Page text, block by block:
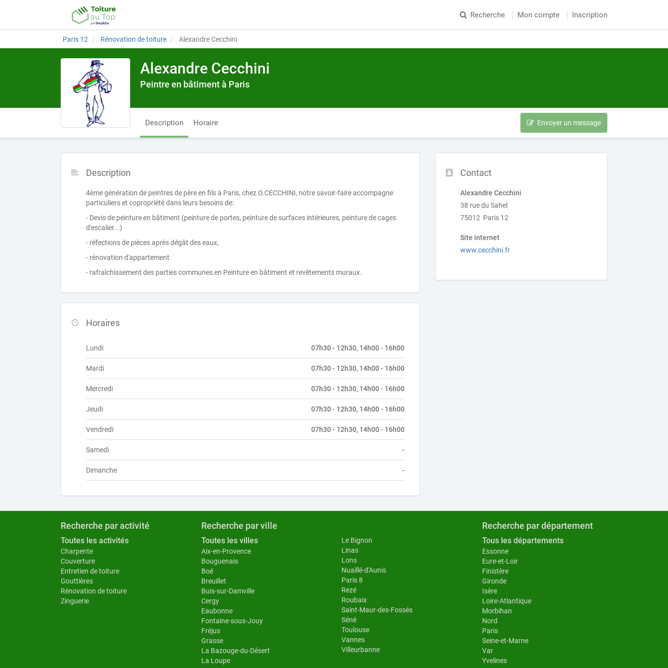
Recherche Mon compte Inscription
Paris 12 Rénovation de toiture Alexandre Cecchini
Alexandre Cecchini
Peintre en bâtiment à Paris
Description Horaire Envoyer un message
Contact
Alexandre Cecchini
38 rue du Sahel
75012 Paris 12
Site internet
www.cecchini.fr
Description
4ème génération de peintres de père en fils à Paris, chez O.CECCHINI, notre savoir-faire accompagne
particuliers et copropriété dans leurs besoins de:
- Devis de peinture en bâtiment (peinture de portes, peinture de surfaces intérieures, peinture de cages
d'escalier...)
- réfections de pièces après dégât des eaux,
- rénovation d'appartement
- rafraîchissement des parties communes en Peinture en bâtiment et revêtements muraux.
Horaires
Lundi 07h30 - 12h30, 14h00 - 16h00
Mardi 07h30 - 12h30, 14h00 - 16h00
Mercredi 07h30 - 12h30, 14h00 - 16h00
Jeudi 07h30 - 12h30, 14h00 - 16h00
Vendredi 07h30 - 12h30, 14h00 - 16h00
Samedi -
Dimanche -
Recherche par activité
Toutes les activités
Charpente
Couverture
Entretien de toiture
Gouttières
Rénovation de toiture
Zinguerie
Recherche par ville
Toutes les villes
Aix-en-Provence
Bouguenais
Boé
Breuillet
Buis-sur-Damville
Cergy
Eaubonne
Fontaine-sous-Jouy
Fréjus
Grasse
La Bazouge-du-Désert
La Loupe
Le Bignon
Linas
Lons
Nuaillé-d'Aunis
Paris 8
Rezé
Roubaix
Saint-Maur-des-Fossés
Séné
Toulouse
Vannes
Villeurbanne
Recherche par département
Tous les départements
Essonne
Eure-et-Loir
Finistère
Gironde
Isère
Loire-Atlantique
Morbihan
Nord
Paris
Seine-et-Marne
Var
Yvelines